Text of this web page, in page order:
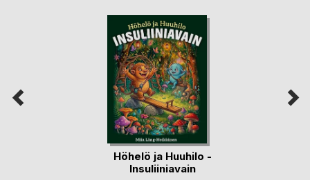
Höhelö ja Huuhilo -
Insuliiniavain